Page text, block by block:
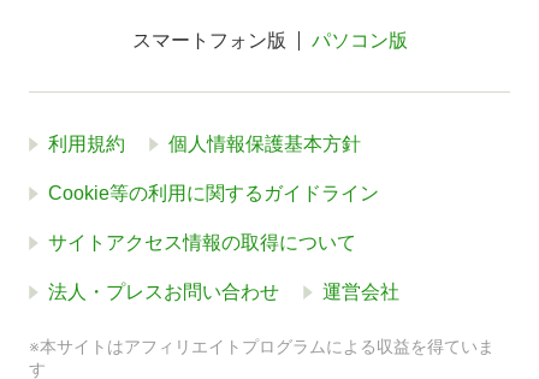
スマートフォン版 パソコン版
利用規約 個人情報保護基本方針
Cookie等の利用に関するガイドライン
サイトアクセス情報の取得について
法人・プレスお問い合わせ 運営会社
※本サイトはアフィリエイトプログラムによる収益を得ていま
す